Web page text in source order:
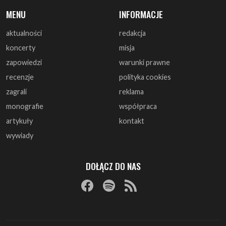
zapowiedzi
recenzje
zagrali
monografie
artykuły
wywiady
warunki prawne
polityka cookies
reklama
współpraca
kontakt
DOŁĄCZ DO NAS
© 1997 - 2025 ArtRock.pl - Wszelkie prawa zastrzeżone.